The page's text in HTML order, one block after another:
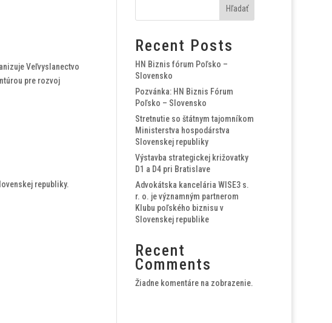
Veľvyslanectvo
pre rozvoj
republiky.
Hľadať
Recent Posts
HN Biznis fórum Poľsko –
Slovensko
Pozvánka: HN Biznis Fórum
Poľsko – Slovensko
Stretnutie so štátnym tajomníkom
Ministerstva hospodárstva
Slovenskej republiky
Výstavba strategickej križovatky
D1 a D4 pri Bratislave
Advokátska kancelária WISE3 s.
r. o. je významným partnerom
Klubu poľského biznisu v
Slovenskej republike
Recent
Comments
Žiadne komentáre na zobrazenie.